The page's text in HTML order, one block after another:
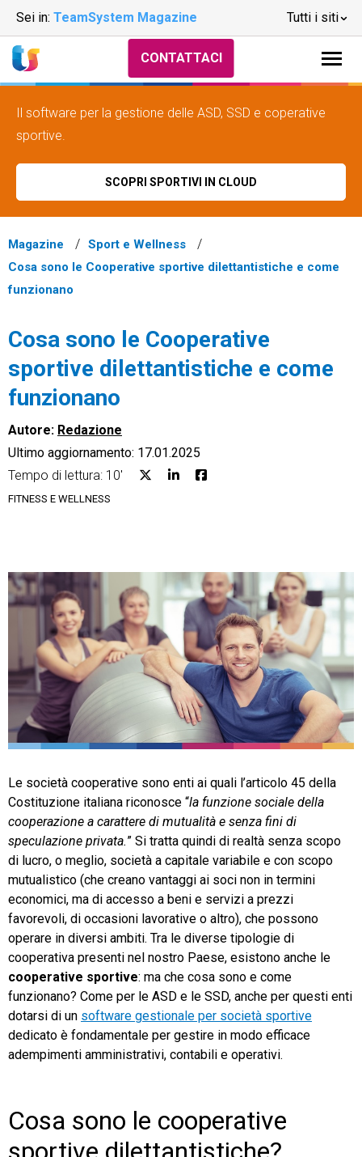
Sei in: TeamSystem Magazine Tutti i siti
Ecommerce
Financial Solutions
Trust Services
TeamSystem Corporate
CONTATTACI
Il software per la gestione delle ASD, SSD e coperative
sportive.
SCOPRI SPORTIVI IN CLOUD
Magazine
Sport e Wellness
Cosa sono le Cooperative sportive dilettantistiche e come
funzionano
Cosa sono le Cooperative
sportive dilettantistiche e come
funzionano
Autore: Redazione
Ultimo aggiornamento: 17.01.2025
Tempo di lettura: 10'
FITNESS E WELLNESS
Le società cooperative sono enti ai quali l’articolo 45 della
Costituzione italiana riconosce “la funzione sociale della
cooperazione a carattere di mutualità e senza fini di
speculazione privata.” Si tratta quindi di realtà senza scopo
di lucro, o meglio, società a capitale variabile e con scopo
mutualistico (che creano vantaggi ai soci non in termini
economici, ma di accesso a beni e servizi a prezzi
favorevoli, di occasioni lavorative o altro), che possono
operare in diversi ambiti. Tra le diverse tipologie di
cooperativa presenti nel nostro Paese, esistono anche le
cooperative sportive: ma che cosa sono e come
funzionano? Come per le ASD e le SSD, anche per questi enti
dotarsi di un software gestionale per società sportive
dedicato è fondamentale per gestire in modo efficace
adempimenti amministrativi, contabili e operativi.
Cosa sono le cooperative